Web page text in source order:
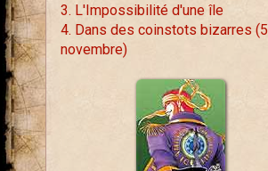
3. L'Impossibilité d'une île
4. Dans des coinstots bizarres (5
novembre)